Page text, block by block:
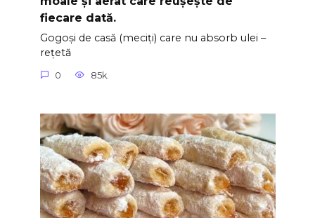
fiecare dată.
Gogoși de casă (meciți) care nu absorb ulei –
rețetă
0 85k.